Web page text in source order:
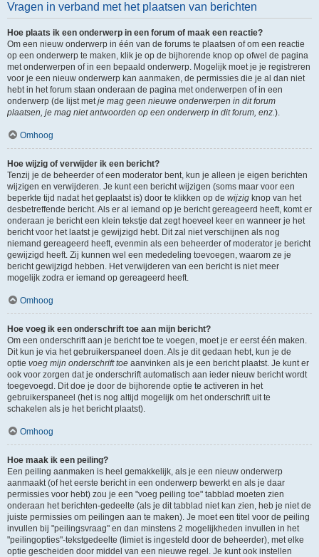
Vragen in verband met het plaatsen van berichten
Hoe plaats ik een onderwerp in een forum of maak een reactie?
Om een nieuw onderwerp in één van de forums te plaatsen of om een reactie
op een onderwerp te maken, klik je op de bijhorende knop op ofwel de pagina
met onderwerpen of in een bepaald onderwerp. Mogelijk moet je je registreren
voor je een nieuw onderwerp kan aanmaken, de permissies die je al dan niet
hebt in het forum staan onderaan de pagina met onderwerpen of in een
onderwerp (de lijst metje mag geen nieuwe onderwerpen in dit forum
plaatsen, je mag niet antwoorden op een onderwerp in dit forum, enz.).
Omhoog
Hoe wijzig of verwijder ik een bericht?
Tenzij je de beheerder of een moderator bent, kun je alleen je eigen berichten
wijzigen en verwijderen. Je kunt een bericht wijzigen (soms maar voor een
beperkte tijd nadat het geplaatst is) door te klikken op de wijzig knop van het
desbetreffende bericht. Als er al iemand op je bericht gereageerd heeft, komt er
onderaan je bericht een klein tekstje dat zegt hoeveel keer en wanneer je het
bericht voor het laatst je gewijzigd hebt. Dit zal niet verschijnen als nog
niemand gereageerd heeft, evenmin als een beheerder of moderator je bericht
gewijzigd heeft. Zij kunnen wel een mededeling toevoegen, waarom ze je
bericht gewijzigd hebben. Het verwijderen van een bericht is niet meer
mogelijk zodra er iemand op gereageerd heeft.
Omhoog
Hoe voeg ik een onderschrift toe aan mijn bericht?
Om een onderschrift aan je bericht toe te voegen, moet je er eerst één maken.
Dit kun je via het gebruikerspaneel doen. Als je dit gedaan hebt, kun je de
optie voeg mijn onderschrift toe aanvinken als je een bericht plaatst. Je kunt er
ook voor zorgen dat je onderschrift automatisch aan ieder nieuw bericht wordt
toegevoegd. Dit doe je door de bijhorende optie te activeren in het
gebruikerspaneel (het is nog altijd mogelijk om het onderschrift uit te
schakelen als je het bericht plaatst).
Omhoog
Hoe maak ik een peiling?
Een peiling aanmaken is heel gemakkelijk, als je een nieuw onderwerp
aanmaakt (of het eerste bericht in een onderwerp bewerkt en als je daar
permissies voor hebt) zou je een "voeg peiling toe" tabblad moeten zien
onderaan het berichten-gedeelte (als je dit tabblad niet kan zien, heb je niet de
juiste permissies om peilingen aan te maken). Je moet een titel voor de peiling
invullen bij "peilingsvraag" en dan minstens 2 mogelijkheden invullen in het
"peilingopties"-tekstgedeelte (limiet is ingesteld door de beheerder), met elke
optie gescheiden door middel van een nieuwe regel. Je kunt ook instellen